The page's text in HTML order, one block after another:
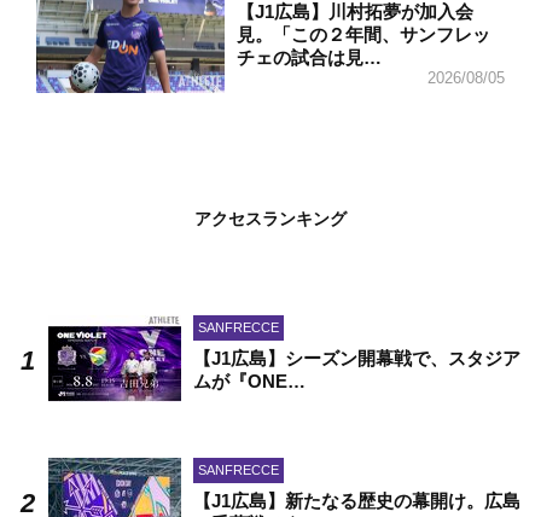
【J1広島】川村拓夢が加入会
見。「この２年間、サンフレッ
チェの試合は見…
2026/08/05
アクセスランキング
SANFRECCE
【J1広島】シーズン開幕戦で、スタジア
ムが『ONE…
SANFRECCE
【J1広島】新たなる歴史の幕開け。広島